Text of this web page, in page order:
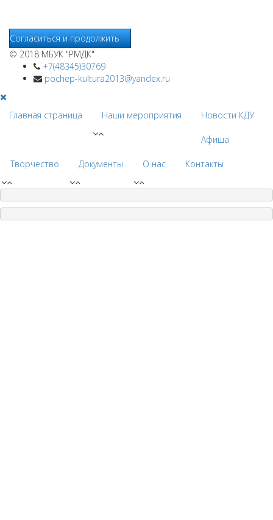
Согласиться и продолжить
© 2018 МБУК "РМДК"
+7(48345)30769
pochep-kultura2013@yandex.ru
Главная страница Наши мероприятия Новости КДУ
Афиша
Творчество Документы О нас Контакты